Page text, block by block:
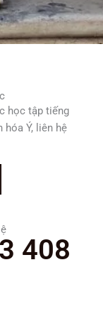
học tập tiếng
Ý, liên hệ
408